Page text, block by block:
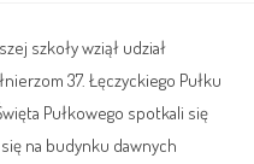
szkoły wziął udział
37. Łęczyckiego Pułku
Pułkowego spotkali się
na budynku dawnych